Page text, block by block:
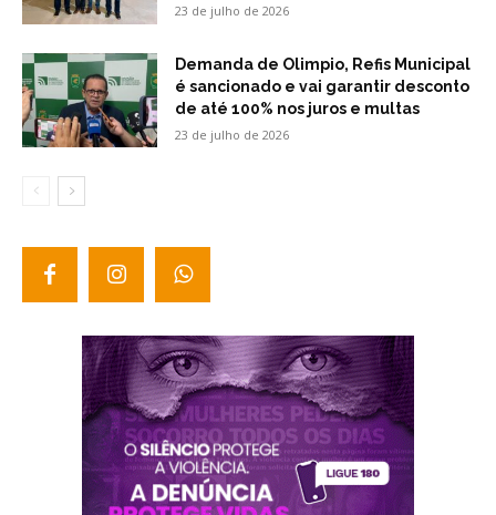
23 de julho de 2026
Demanda de Olimpio, Refis Municipal
é sancionado e vai garantir desconto
de até 100% nos juros e multas
23 de julho de 2026